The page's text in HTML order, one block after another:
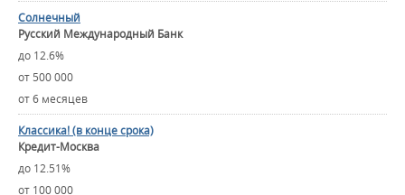
Солнечный
Русский Международный Банк
до 12.6%
от 500 000
от 6 месяцев
Классика! (в конце срока)
Кредит-Москва
до 12.51%
от 100 000